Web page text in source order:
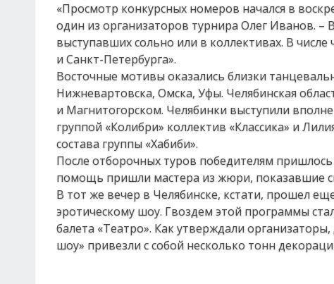
«Просмотр конкурсных номеров начался в
один из организаторов турнира Олег Иванов. –
выступавших сольно или в коллективах. В
и Санкт-Петербурга».
Восточные мотивы оказались близки
Нижневартовска, Омска, Уфы. Челябинская
и Магнитогорском. Челябинки выступили
группой «Колибри» коллектив «Классика» и
состава группы «Хабиби».
После отборочных туров победителям
помощь пришли мастера из жюри, показавшие
В тот же вечер в Челябинске, кстати, прошел
эротическому шоу. Гвоздем этой программы
балета «Театро». Как утверждали
шоу» привезли с собой несколько тонн